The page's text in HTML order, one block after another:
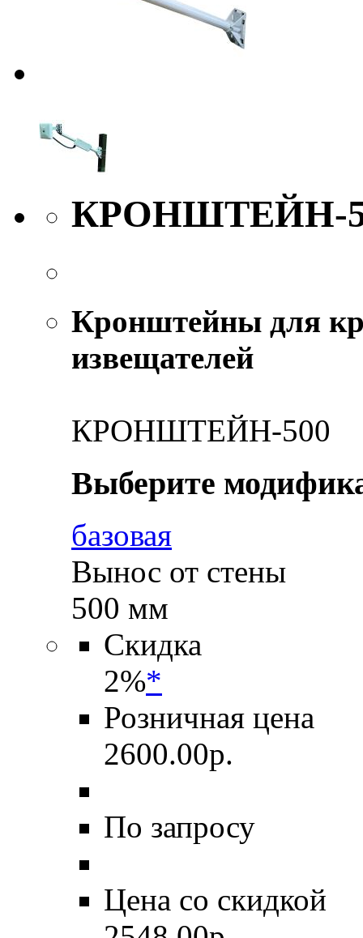
КРОНШТЕЙН-
Кронштейны для
извещателей
КРОНШТЕЙН-500
Выберите
базовая
Вынос от стены
500 мм
Скидка
2%*
Розничная цена
2600.00р.
По запросу
Цена со скидкой